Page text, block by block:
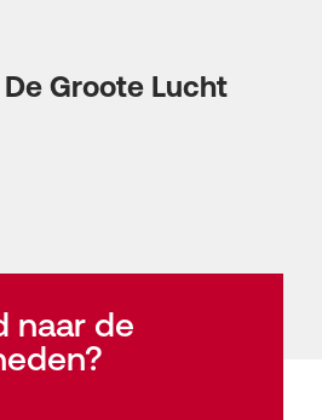
Groote Lucht
naar de